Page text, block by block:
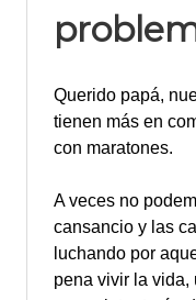
Querido papá,
tienen más en
con maratones.
A veces no
cansancio y las
luchando por
pena vivir la vida,